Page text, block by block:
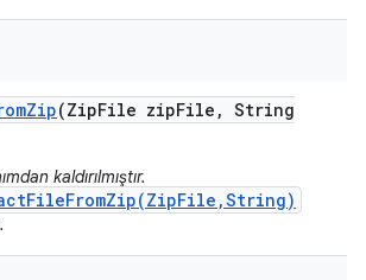
Zip(ZipFile zipFile , String
kaldırılmıştır.